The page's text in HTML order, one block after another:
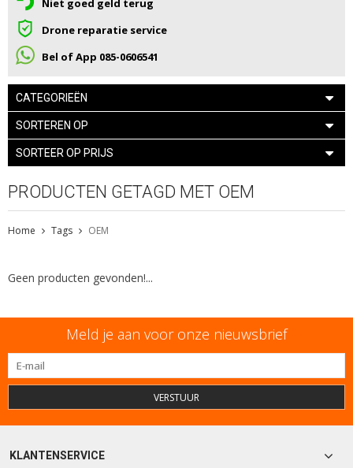
Niet goed geld terug
Drone reparatie service
Bel of App 085-0606541
CATEGORIEËN
SORTEREN OP
SORTEER OP PRIJS
PRODUCTEN GETAGD MET OEM
Home Tags OEM
Geen producten gevonden!...
Meld je aan voor onze nieuwsbrief
VERSTUUR
KLANTENSERVICE